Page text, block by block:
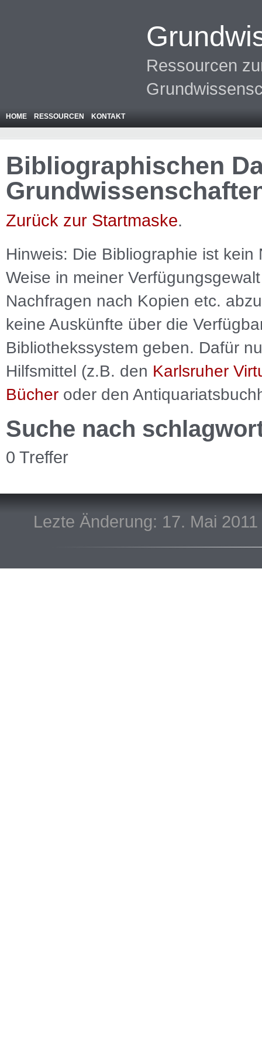
Ressourcen
HOME RESSOURCEN KONTAKT
Bibliographischen
Zurück zur Startmaske.
Hinweis: Die Bibliographie ist kein
Weise in meiner
Nachfragen nach Kopien etc.
keine Auskünfte über die
Bibliothekssystem geben. Dafür
Hilfsmittel (z.B. den Karlsruher
Bücher oder den
Suche nach
0 Treffer
Lezte Änderung: 17. Mai